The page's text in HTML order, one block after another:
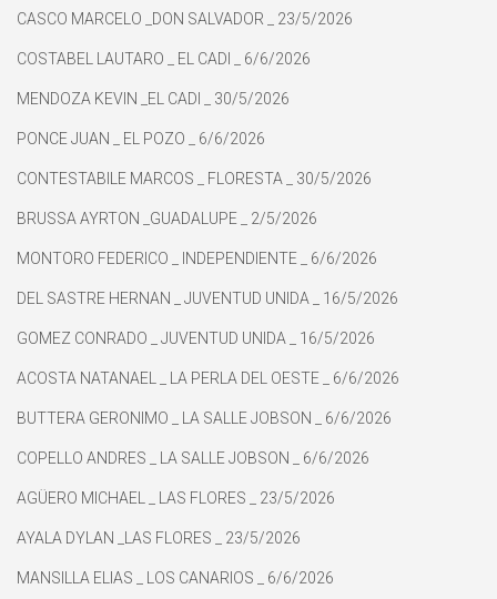
CASCO MARCELO _DON SALVADOR _ 23/5/2026
COSTABEL LAUTARO _ EL CADI _ 6/6/2026
MENDOZA KEVIN _EL CADI _ 30/5/2026
PONCE JUAN _ EL POZO _ 6/6/2026
CONTESTABILE MARCOS _ FLORESTA _ 30/5/2026
BRUSSA AYRTON _GUADALUPE _ 2/5/2026
MONTORO FEDERICO _ INDEPENDIENTE _ 6/6/2026
DEL SASTRE HERNAN _ JUVENTUD UNIDA _ 16/5/2026
GOMEZ CONRADO _ JUVENTUD UNIDA _ 16/5/2026
ACOSTA NATANAEL _ LA PERLA DEL OESTE _ 6/6/2026
BUTTERA GERONIMO _ LA SALLE JOBSON _ 6/6/2026
COPELLO ANDRES _ LA SALLE JOBSON _ 6/6/2026
AGÜERO MICHAEL _ LAS FLORES _ 23/5/2026
AYALA DYLAN _LAS FLORES _ 23/5/2026
MANSILLA ELIAS _ LOS CANARIOS _ 6/6/2026